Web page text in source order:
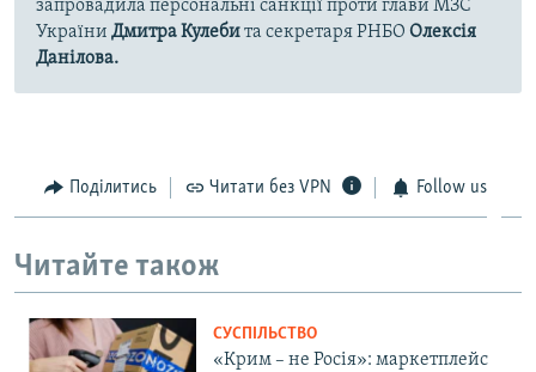
запровадила персональні санкції проти глави МЗС
України Дмитра Кулебита секретаря РНБО Олексія
Данілова.
Поділитись Читати без VPN Follow us
Читайте також
СУСПІЛЬСТВО
«Крим – не Росія»: маркетплейс